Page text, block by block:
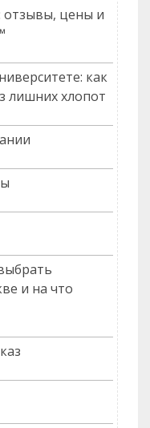
отзывы, цены и
как
лишних хлопот
и на что